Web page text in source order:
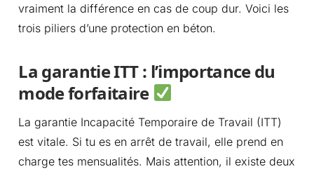
vraiment la différence en cas de coup dur. Voici les
trois piliers d’une protection en béton.
La garantie ITT : l’importance du
mode forfaitaire
La garantie Incapacité Temporaire de Travail (ITT)
est vitale. Si tu es en arrêt de travail, elle prend en
charge tes mensualités. Mais attention, il existe deux